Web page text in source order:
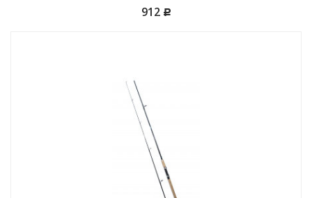
912 Р